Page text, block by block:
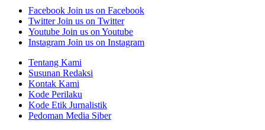
Facebook Join us on Facebook
Twitter Join us on Twitter
Youtube Join us on Youtube
Instagram Join us on Instagram
Tentang Kami
Susunan Redaksi
Kontak Kami
Kode Perilaku
Kode Etik Jurnalistik
Pedoman Media Siber